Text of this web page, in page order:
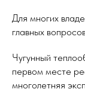
Для многих
главных
Чугунный
первом месте
многолетняя